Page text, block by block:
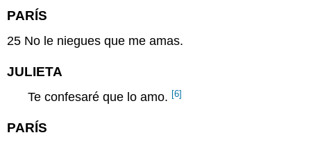
PARÍS
25 No le niegues que me amas.
JULIETA
Te confesaré que lo amo. [6]
PARÍS